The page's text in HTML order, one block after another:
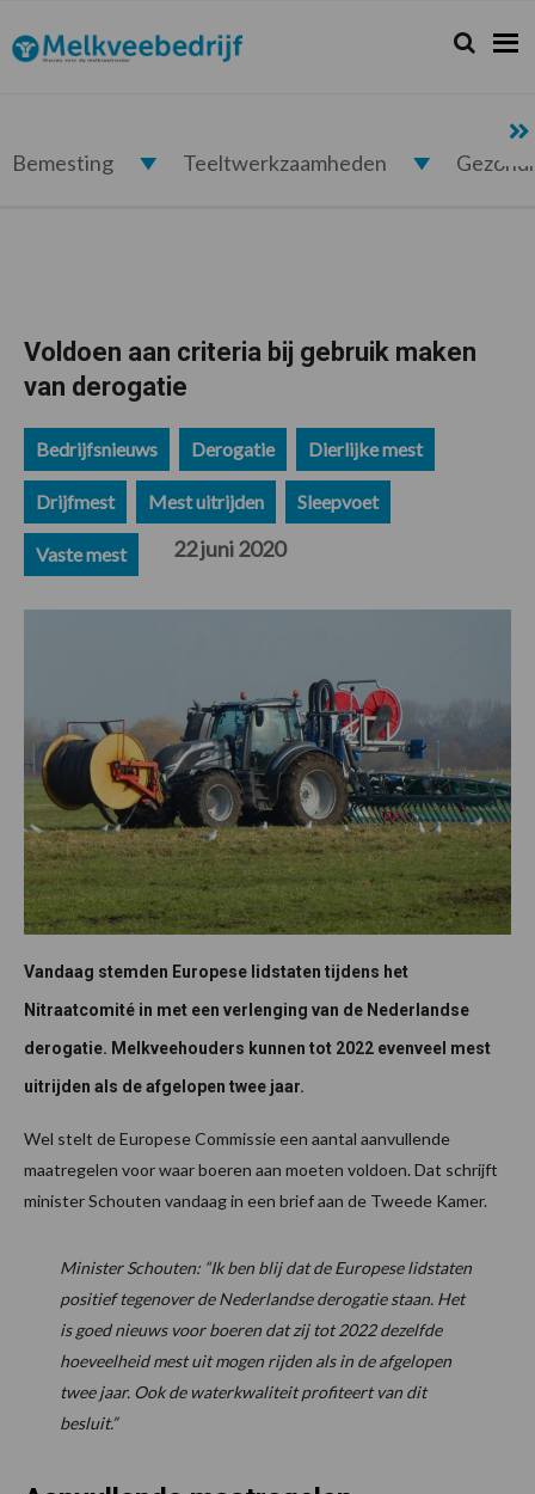
de
hoofdnavigatie
de
hoofd
de
eerste
de
voettekst
Melkveebedrijf.nl Zoeken...
Zoek
Bemesting Teeltwerkzaamheden
Voldoen aan criteria bij gebruik maken
van derogatie
Bedrijfsnieuws Derogatie Dierlijke mest
Drijfmest Mest uitrijden Sleepvoet
Vaste mest 22 juni 2020
Vandaag stemden Europese lidstaten tijdens het
Nitraatcomité in met een verlenging van de Nederlandse
derogatie. Melkveehouders kunnen tot 2022 evenveel mest
uitrijden als de afgelopen twee jaar.
Wel stelt de Europese Commissie een aantal aanvullende
maatregelen voor waar boeren aan moeten voldoen. Dat schrijft
minister Schouten vandaag in een brief aan de Tweede Kamer.
Minister Schouten: “Ik ben blij dat de Europese lidstaten
positief tegenover de Nederlandse derogatie staan. Het
is goed nieuws voor boeren dat zij tot 2022 dezelfde
hoeveelheid mest uit mogen rijden als in de afgelopen
twee jaar. Ook de waterkwaliteit profiteert van dit
besluit.”